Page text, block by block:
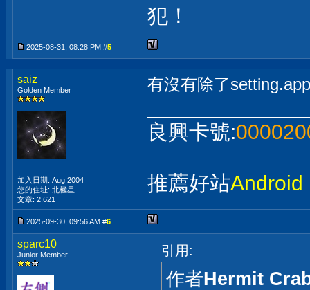
犯！
2025-08-31, 08:28 PM #5
saiz
Golden Member
加入日期: Aug 2004
您的住址: 北極星
文章: 2,621
有沒有除了
良興卡號:
推薦好站Android
2025-09-30, 09:56 AM #6
sparc10
Junior Member 引用:
作者Hermit